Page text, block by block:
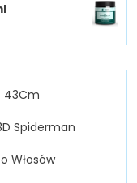
43Cm
Spiderman
Włosów